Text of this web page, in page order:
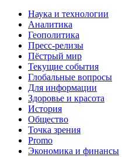
Наука и технологии
Аналитика
Геополитика
Пресс-релизы
Пёстрый мир
Текущие события
Глобальные вопросы
Для информации
Здоровье и красота
История
Общество
Точка зрения
Promo
Экономика и финансы